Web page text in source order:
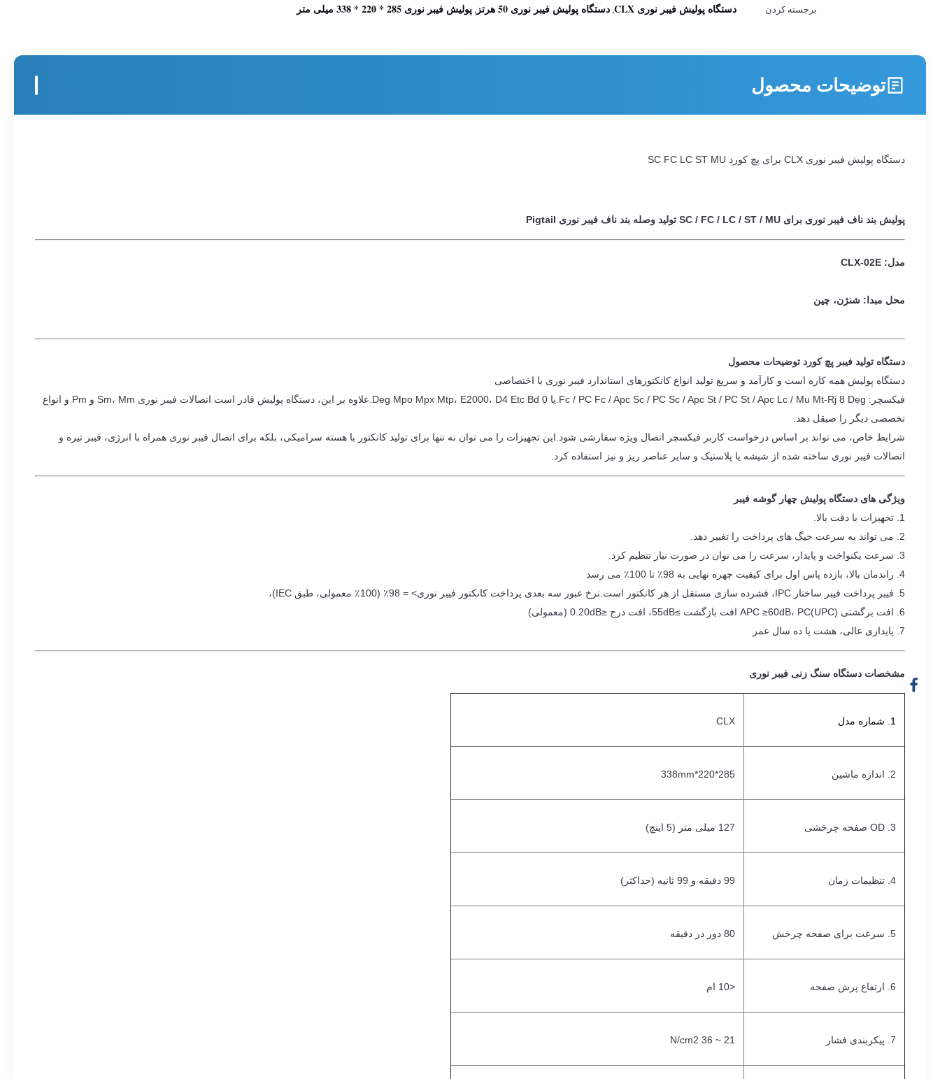
برجسته کردن
دستگاه پولیش فیبر نوری CLX ,دستگاه پولیش فیبر نوری 50 هرتز ,پولیش فیبر نوری 285 * 220 * 338 میلی متر
توضیحات محصول
دستگاه پولیش فیبر نوری CLX برای پچ کورد SC FC LC ST MU
پولیش بند ناف فیبر نوری برای SC / FC / LC / ST / MU تولید وصله بند ناف فیبر نوری Pigtail
مدل: CLX-02E
محل مبدا: شنژن، چین
دستگاه تولید فیبر پچ کورد توضیحات محصول
دستگاه پولیش همه کاره است و کارآمد و سریع تولید انواع کانکتورهای استاندارد فیبر نوری با اختصاصی
فیکسچر: Fc / PC Fc / Apc Sc / PC Sc / Apc St / PC St / Apc Lc / Mu Mt-Rj 8 Deg.یا 0 Deg Mpo Mpx Mtp، E2000، D4 Etc Bd.علاوه بر این، دستگاه پولیش قادر است اتصالات فیبر نوری Sm، Mm و Pm و انواع
تخصصی دیگر را صیقل دهد.
شرایط خاص، می تواند بر اساس درخواست کاربر فیکسچر اتصال ویژه سفارشی شود.این تجهیزات را می توان نه تنها برای تولید کانکتور با هسته سرامیکی، بلکه برای اتصال فیبر نوری همراه با انرژی، فیبر تیره و
اتصالات فیبر نوری ساخته شده از شیشه یا پلاستیک و سایر عناصر ریز و نیز استفاده کرد.
ویژگی های دستگاه پولیش چهار گوشه فیبر
1. تجهیزات با دقت بالا.
2. می تواند به سرعت جیگ های پرداخت را تغییر دهد.
3. سرعت یکنواخت و پایدار، سرعت را می توان در صورت نیاز تنظیم کرد.
4. راندمان بالا، بازده پاس اول برای کیفیت چهره نهایی به 98٪ تا 100٪ می رسد
5. فیبر پرداخت فیبر ساختار IPC، فشرده سازی مستقل از هر کانکتور است.نرخ عبور سه بعدی پرداخت کانکتور فیبر نوری> = 98٪ (100٪ معمولی، طبق IEC)،
6. افت برگشتی APC ≥60dB، PC(UPC) افت بازگشت ≥55dB، افت درج ≤0.20dB (معمولی)
7. پایداری عالی، هشت یا ده سال عمر
مشخصات دستگاه سنگ زنی فیبر نوری
1. شماره مدل CLX
2. اندازه ماشین 285*220*338mm
3. OD صفحه چرخشی 127 میلی متر (5 اینچ)
4. تنظیمات زمان 99 دقیقه و 99 ثانیه (حداکثر)
5. سرعت برای صفحه چرخش 80 دور در دقیقه
6. ارتفاع پرش صفحه <10 ام
7. پیکربندی فشار 21 ~ 36 N/cm2